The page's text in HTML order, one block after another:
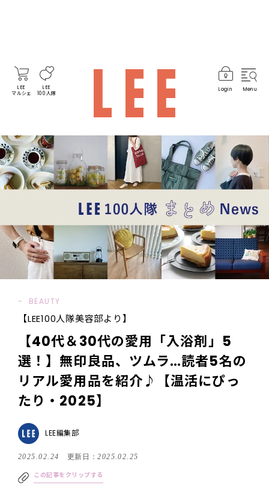
LEE
マルシェ
LEE
100人隊
Login Menu
BEAUTY
【LEE100人隊美容部より】
【40代＆30代の愛用「入浴剤」5
選！】無印良品、ツムラ…読者5名の
リアル愛用品を紹介♪【温活にぴっ
たり・2025】
LEE編集部
2025.02.24 更新日：2025.02.25
この記事をクリップする